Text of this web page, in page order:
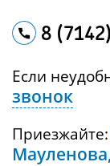
8 (7142)
Если
звонок
Приезжайте: